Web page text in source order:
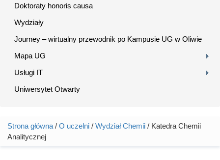
Doktoraty honoris causa
Wydziały
Journey – wirtualny przewodnik po Kampusie UG w Oliwie
Mapa UG
Usługi IT
Uniwersytet Otwarty
Jesteś tutaj
Strona główna / O uczelni / Wydział Chemii / Katedra Chemii
Analitycznej